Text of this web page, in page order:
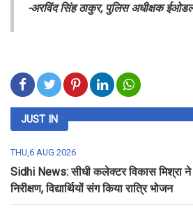
-अरविंद सिंह ठाकुर, पुलिस अधीक्षक
JUST IN
THU,6 AUG 2026
Sidhi News: सीधी कलेक्टर विकास मिश्रा ने
निरीक्षण, विद्यार्थियों संग किया रात्रि भोजन